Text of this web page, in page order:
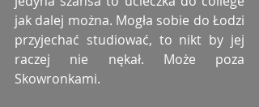
jak dalej można. Mogła sobie do Łodzi
przyjechać studiować, to nikt by jej
raczej nie nękał. Może poza
Skowronkami.